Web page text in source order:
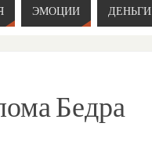
ЭМОЦИИ ДЕНЬГИ
Бедра